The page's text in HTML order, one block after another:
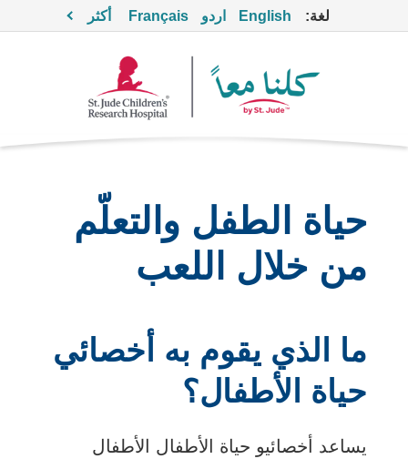
لغة: English اردو Français أكثر
حياة الطفل والتعلّم
من خلال اللعب
ما الذي يقوم به أخصائي
حياة الأطفال؟
يساعد أخصائيو حياة الأطفال الأطفال